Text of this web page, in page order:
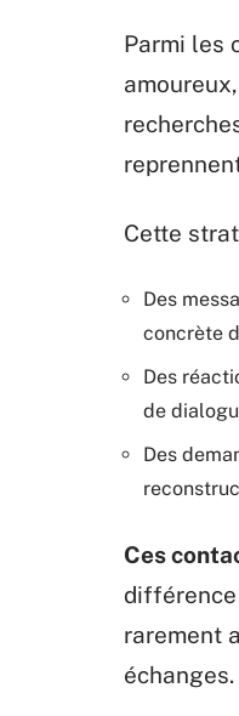
Parmi les
Cette
Des
concrète
Des
de
Des
Ces
rarement
échanges.